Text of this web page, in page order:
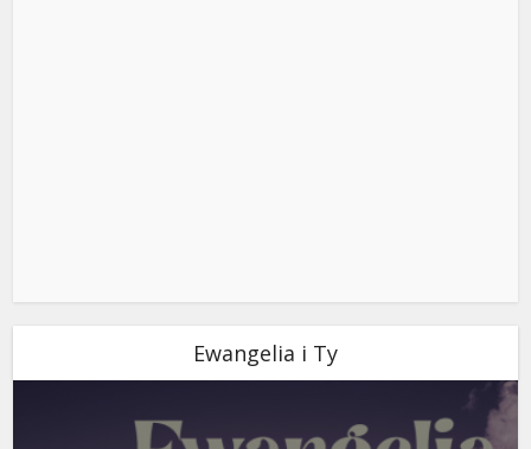
Ewangelia i Ty